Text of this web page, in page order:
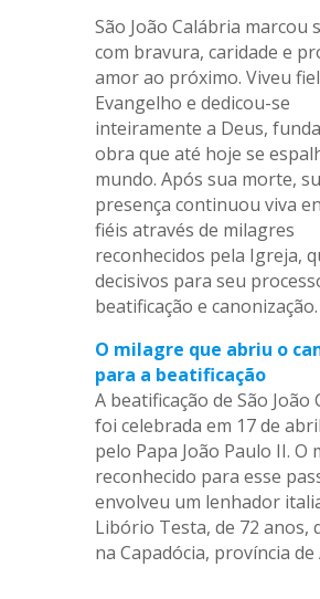
São João Calábria marcou
com bravura, caridade e
amor ao próximo. Viveu
Evangelho e dedicou-se
inteiramente a Deus,
obra que até hoje se
mundo. Após sua morte,
presença continuou viva
fiéis através de milagres
reconhecidos pela Igreja,
decisivos para seu
beatificação e canonização.
O milagre que abriu o
para a beatificação
A beatificação de São João
foi celebrada em 17 de
pelo Papa João Paulo II. O
reconhecido para esse
envolveu um lenhador
Libório Testa, de 72 anos,
na Capadócia, província de